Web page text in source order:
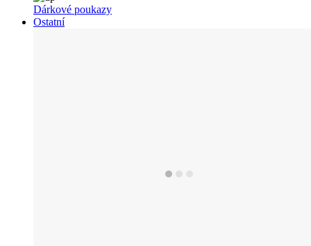
Dárkové poukazy
Ostatní